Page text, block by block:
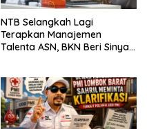
NTB Selangkah Lagi
Terapkan Manajemen
Talenta ASN, BKN Beri Sinyal